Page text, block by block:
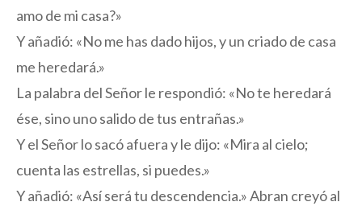
amo de mi casa?»
Y añadió: «No me has dado hijos, y un criado de casa
me heredará.»
La palabra del Señor le respondió: «No te heredará
ése, sino uno salido de tus entrañas.»
Y el Señor lo sacó afuera y le dijo: «Mira al cielo;
cuenta las estrellas, si puedes.»
Y añadió: «Así será tu descendencia.» Abran creyó al